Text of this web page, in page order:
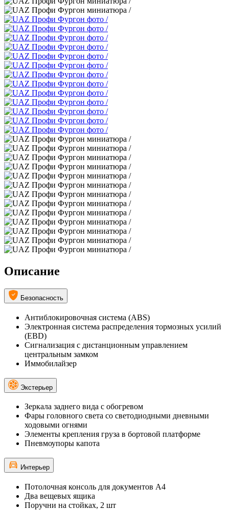
Описание
Безопасность
Антиблокировочная система (ABS)
Электронная система распределения тормозных усилий
(EBD)
Сигнализация с дистанционным управлением
центральным замком
Иммобилайзер
Экстерьер
Зеркала заднего вида с обогревом
Фары головного света со светодиодными дневными
ходовыми огнями
Элементы крепления груза в бортовой платформе
Пневмоупоры капота
Интерьер
Потолочная консоль для документов А4
Два вещевых ящика
Поручни на стойках, 2 шт